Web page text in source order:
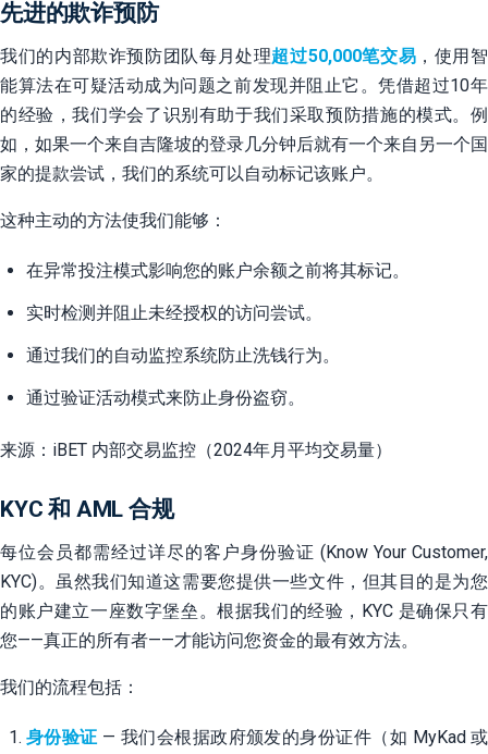
先进的欺诈预防
我们的内部欺诈预防团队每月处理超过50,000笔交易 ，使用智
能算法在可疑活动成为问题之前发现并阻止它。凭借超过10年
的经验，我们学会了识别有助于我们采取预防措施的模式。例
如，如果一个来自吉隆坡的登录几分钟后就有一个来自另一个国
家的提款尝试，我们的系统可以自动标记该账户。
这种主动的方法使我们能够：
在异常投注模式影响您的账户余额之前将其标记。
实时检测并阻止未经授权的访问尝试。
通过我们的自动监控系统防止洗钱行为。
通过验证活动模式来防止身份盗窃。
来源：iBET 内部交易监控（2024年月平均交易量）
KYC 和 AML 合规
每位会员都需经过详尽的客户身份验证 (Know Your Customer,
KYC)。虽然我们知道这需要您提供一些文件，但其目的是为您
的账户建立一座数字堡垒。根据我们的经验，KYC 是确保只有
您——真正的所有者——才能访问您资金的最有效方法。
我们的流程包括：
身份验证 — 我们会根据政府颁发的身份证件（如 MyKad 或